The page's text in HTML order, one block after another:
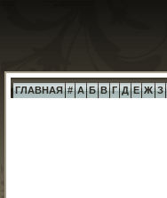
ГЛАВНАЯ # А Б В Г Д Е Ж З